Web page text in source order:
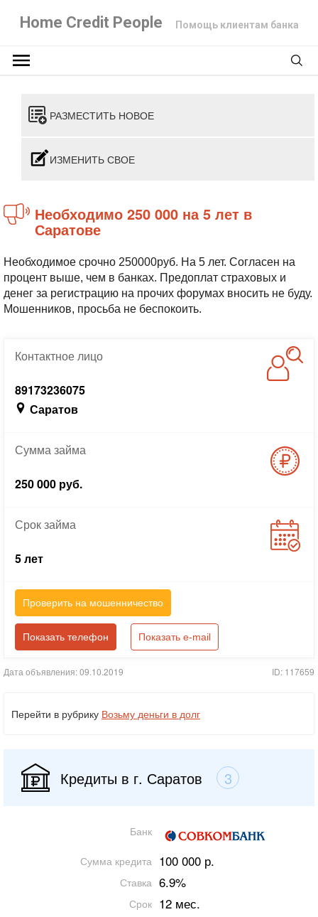
Home Credit People Помощь клиентам банка
РАЗМЕСТИТЬ НОВОЕ
ИЗМЕНИТЬ СВОЕ
Необходимо 250 000 на 5 лет в
Саратове
Необходимое срочно 250000руб. На 5 лет. Согласен на
процент выше, чем в банках. Предоплат страховых и
денег за регистрацию на прочих форумах вносить не буду.
Мошенников, просьба не беспокоить.
Контактноелицо
89173236075
Саратов
Суммазайма
250 000 руб.
Срокзайма
5 лет
Проверить на мошенничество
Показать телефон Показать e-mail
Дата объявления: 09.10.2019 ID: 117659
Перейти в рубрику Возьму деньги в долг
Кредиты в г. Саратов 3
Банк
Сумма кредита 100 000 р.
Ставка 6.9%
Срок 12 мес.